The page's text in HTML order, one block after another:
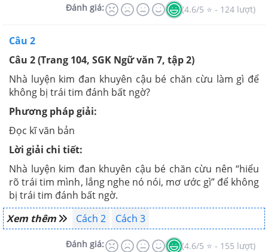
Đánh giá: (4.6/5 ⭐ - 124 lượt)
Câu 2
Câu 2 (Trang 104, SGK Ngữ văn 7, tập 2)
Nhà luyện kim đan khuyên cậu bé chăn cừu làm gì để
không bị trái tim đánh bất ngờ?
Phương pháp giải:
Đọc kĩ văn bản
Lời giải chi tiết:
Nhà luyện kim đan khuyên cậu bé chăn cừu nên “hiểu
rõ trái tim mình, lắng nghe nó nói, mơ ước gì” để không
bị trái tim đánh bất ngờ.
Xem thêm
Cách 2 Cách 3
Đánh giá: (4.6/5 ⭐ - 155 lượt)